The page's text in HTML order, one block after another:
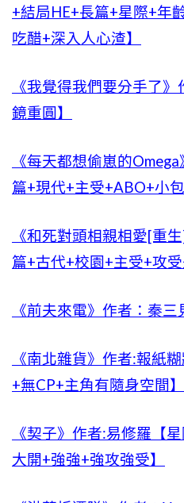
+結局HE+長篇+星際+年
吃醋+深入人心渣】
《我覺得我們要分手了
鏡重圓】
《每天都想偷崽的
篇+現代+主受+ABO+小包
《和死對頭相親相愛[重
篇+古代+校園+主受+攻受
《前夫來電》作者：秦三
《南北雜貨》作者:報紙
+無CP+主角有隨身空間】
《契子》作者:易修羅【
大開+強強+強攻強受】